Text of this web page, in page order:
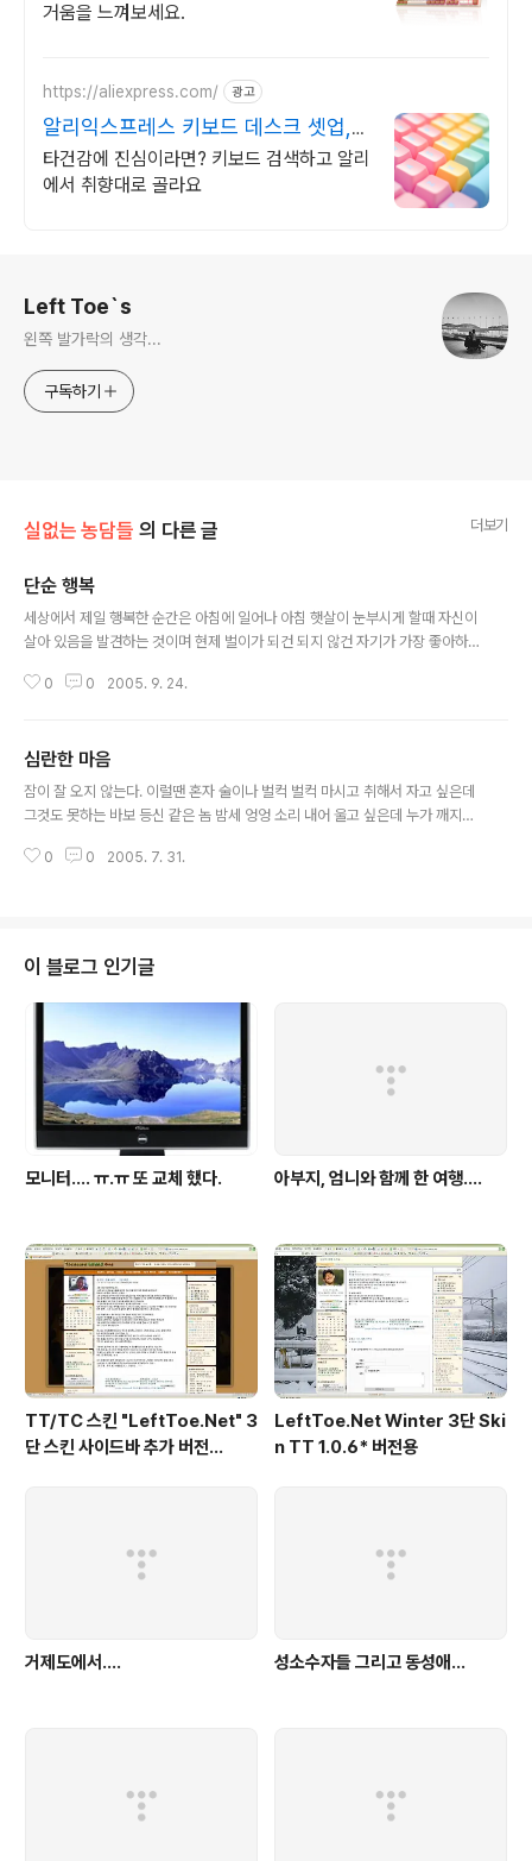
거움을 느껴보세요.
https://aliexpress.com/ 광고
알리익스프레스 키보드 데스크 셋업,
알리에서 시작
타건감에 진심이라면? 키보드 검색하고 알리
에서 취향대로 골라요
Left Toe`s
왼쪽 발가락의 생각...
구독하기
실없는 농담들 의 다른 글 더보기
단순 행복
세상에서 제일 행복한 순간은 아침에 일어나 아침 햇살이 눈부시게 할때 자신이
살아 있음을 발견하는 것이며 현제 벌이가 되건 되지 않건 자기가 가장 좋아하
것이다. 그게 내가 가장 행복하게 살 일들이다.
0 0 2005. 9. 24.
심란한 마음
잠이 잘 오지 않는다. 이럴땐 혼자 술이나 벌컥 벌컥 마시고 취해서 자고 싶은데
그것도 못하는 바보 등신 같은 놈 밤세 엉엉 소리 내어 울고 싶은데 누가 깨지나
은 말 재대로 할수 없어 그냥 꾹꾹 눌러 참아내는 놈 무조건 이해 하라는 말에 피
0 0 2005. 7. 31.
이 블로그 인기글
모니터.... ㅠ.ㅠ 또 교체 했다. 아부지, 엄니와 함께 한 여행....
TT/TC 스킨 "LeftToe.Net" 3
단 스킨 사이드바 추가 버전...
LeftToe.Net Winter 3단 Ski
n TT 1.0.6* 버전용
거제도에서.... 성소수자들 그리고 동성애...